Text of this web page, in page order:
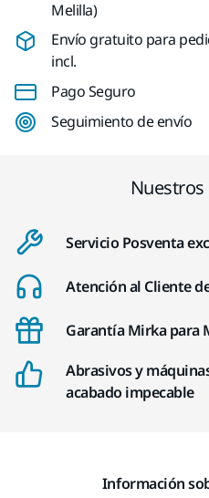
Melilla)
Envío gratuito para
incl.
Pago Seguro
Seguimiento de envío
Servicio Posventa
Atención al Cliente
Garantía Mirka para
Abrasivos y
acabado impecable
Información